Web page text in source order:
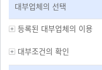
대부업체의 선택
등록된 대부업체의 이용
대부조건의 확인